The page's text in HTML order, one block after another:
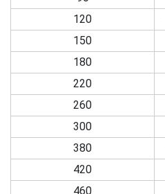
120
150
180
220
260
300
380
420
460